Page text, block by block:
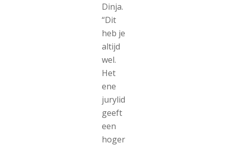
Dinja.
“Dit
heb je
altijd
wel.
Het
ene
jurylid
geeft
een
hoger